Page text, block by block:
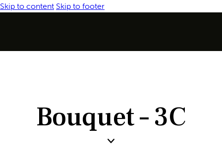
Skip to content Skip to footer
Bouquet – 3C